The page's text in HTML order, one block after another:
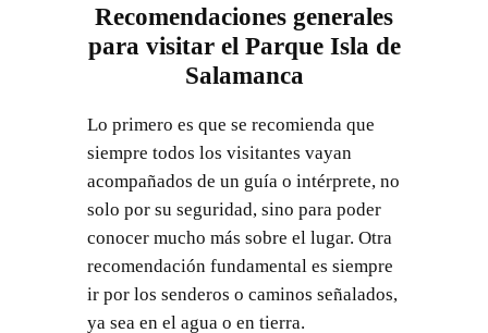
Recomendaciones generales
para visitar el Parque Isla de
Salamanca
Lo primero es que se recomienda que
siempre todos los visitantes vayan
acompañados de un guía o intérprete, no
solo por su seguridad, sino para poder
conocer mucho más sobre el lugar. Otra
recomendación fundamental es siempre
ir por los senderos o caminos señalados,
ya sea en el agua o en tierra.